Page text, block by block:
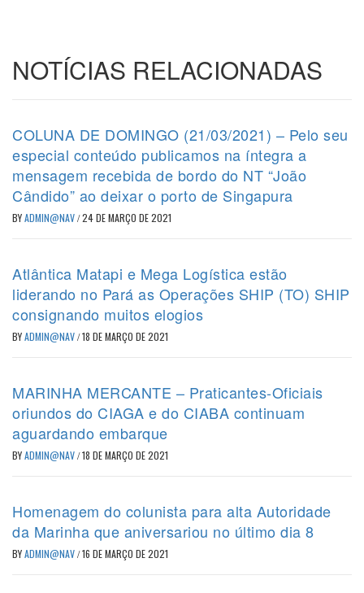
NOTÍCIAS RELACIONADAS
COLUNA DE DOMINGO (21/03/2021) – Pelo seu
especial conteúdo publicamos na íntegra a
mensagem recebida de bordo do NT “João
Cândido” ao deixar o porto de Singapura
BYADMIN@NAV/24 DE MARÇO DE 2021
Atlântica Matapi e Mega Logística estão
liderando no Pará as Operações SHIP (TO) SHIP
consignando muitos elogios
BYADMIN@NAV/18 DE MARÇO DE 2021
MARINHA MERCANTE – Praticantes-Oficiais
oriundos do CIAGA e do CIABA continuam
aguardando embarque
BYADMIN@NAV/18 DE MARÇO DE 2021
Homenagem do colunista para alta Autoridade
da Marinha que aniversariou no último dia 8
BYADMIN@NAV/16 DE MARÇO DE 2021